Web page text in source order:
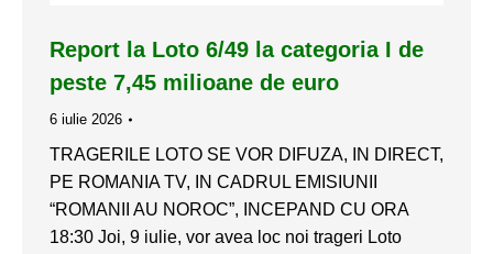
Report la Loto 6/49 la categoria I de
peste 7,45 milioane de euro
6 iulie 2026
TRAGERILE LOTO SE VOR DIFUZA, IN DIRECT,
PE ROMANIA TV, IN CADRUL EMISIUNII
“ROMANII AU NOROC”, INCEPAND CU ORA
18:30 Joi, 9 iulie, vor avea loc noi trageri Loto